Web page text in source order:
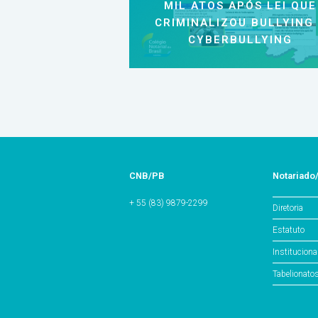
MIL ATOS APÓS LEI QUE
CRIMINALIZOU BULLYING
CYBERBULLYING
CNB/PB
+ 55 (83) 9879-2299 Diretoria
Estatuto